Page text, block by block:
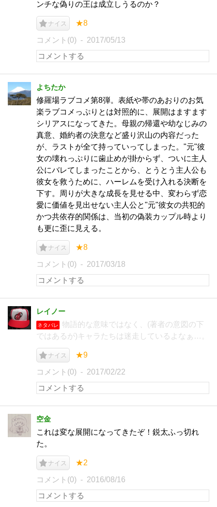
ンチな偽りの王は成立しうるのか？
ナイス ★8
コメント(0) 2017/05/13
よちたか
修羅場ラブコメ第8弾。表紙や帯のあおりのお気
楽ラブコメっぷりとは対照的に、展開はますます
シリアスになってきた。母親の帰還や幼なじみの
真意、婚約者の決意など盛り沢山の内容だった
が、ラストが全て持っていってしまった。"元"彼
女の壊れっぷりに歯止めが掛からず、ついに主人
公にバレてしまったことから、とうとう主人公も
彼女を救うために、ハーレムを受け入れる決断を
下す。周りが大きな成長を見せる中、変わらず恋
愛に価値を見出せない主人公と"元"彼女の共犯的
かつ共依存的関係は、当初の偽装カップル時より
も更に歪に見える。
ナイス ★8
コメント(0) 2017/03/18
レイノー
ネタバレ
物語的な意味ではなく、(著者の意図の下
ではあるが)キャラたちは迷走しているよなぁ…。
ナイス ★9
コメント(0) 2017/02/22
空金
これは変な展開になってきたぞ！鋭太ふっ切れ
た。
ナイス ★2
コメント(0) 2016/08/16